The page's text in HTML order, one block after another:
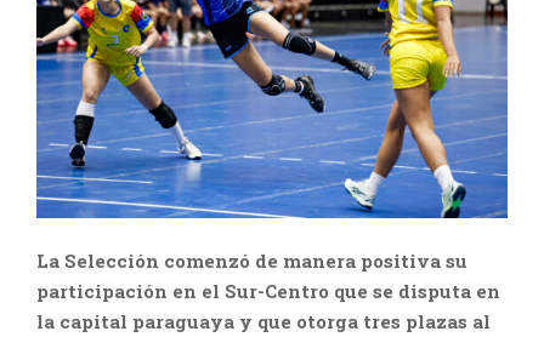
La Selección comenzó de manera positiva su
participación en el Sur-Centro que se disputa en
la capital paraguaya y que otorga tres plazas al